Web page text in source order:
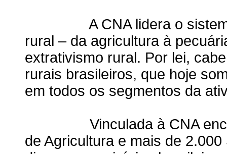
A CNA lidera o sistema
rural – da agricultura à
extrativismo rural. Por lei,
rurais brasileiros, que hoje
em todos os segmentos da
Vinculada à CNA
de Agricultura e mais de